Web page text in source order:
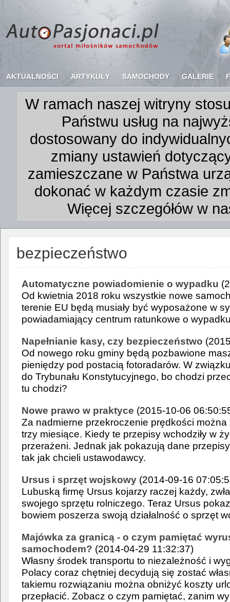
AKTUALNOŚCI ARTYKUŁY SAMOCHODY GALERIE
W ramach naszej witryny
Państwu usług na
dostosowany do
zmiany ustawień
zamieszczane w Państwa
dokonać w każdym czasie
Więcej szczegółów w
bezpieczeństwo
Automatyczne powiadomienie o wypadku
Od kwietnia 2018 roku wszystkie nowe
terenie EU będą musiały być wyposażone w
powiadamiający centrum ratunkowe o
Napełnianie kasy, czy bezpieczeństwo
Od nowego roku gminy będą pozbawione
pieniędzy pod postacią fotoradarów. W
do Trybunału Konstytucyjnego, bo chodzi
tu chodzi?
Nowe prawo w praktyce (2015-10-06
Za nadmierne przekroczenie prędkości
trzy miesiące. Kiedy te przepisy wchodziły w
przerażeni. Jednak jak pokazują dane przepisy
tak jak chcieli ustawodawcy.
Ursus i sprzęt wojskowy (2014-09-16
Lubuską firmę Ursus kojarzy raczej każdy,
swojego sprzętu rolniczego. Teraz Ursus
bowiem poszerza swoją działalność o sprzęt
Majówka za granicą - o czym pamiętać
samochodem? (2014-04-29 11:32:37)
Własny środek transportu to niezależność i
Polacy coraz chętniej decydują się zostać
takiemu rozwiązaniu można obniżyć koszty
przepłacić. Zobacz o czym pamiętać, zanim